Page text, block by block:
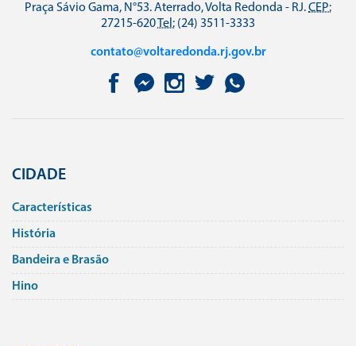
Praça Sávio Gama, N°53. Aterrado, Volta Redonda - RJ.CEP:
27215-620Tel: (24) 3511-3333
contato@voltaredonda.rj.gov.br
CIDADE
Caracterí­sticas
História
Bandeira e Brasão
Hino